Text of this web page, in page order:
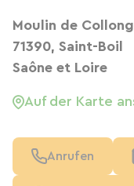
Moulin de
71390, Saint-Boil
Saône et Loire
Auf der Karte
Anrufen